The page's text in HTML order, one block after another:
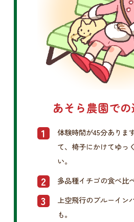
あそら農園で
体験時間が45分ありま
て、椅子にかけてゆっ
い。
多品種イチゴの食べ比
上空飛行のブルーイン
も。